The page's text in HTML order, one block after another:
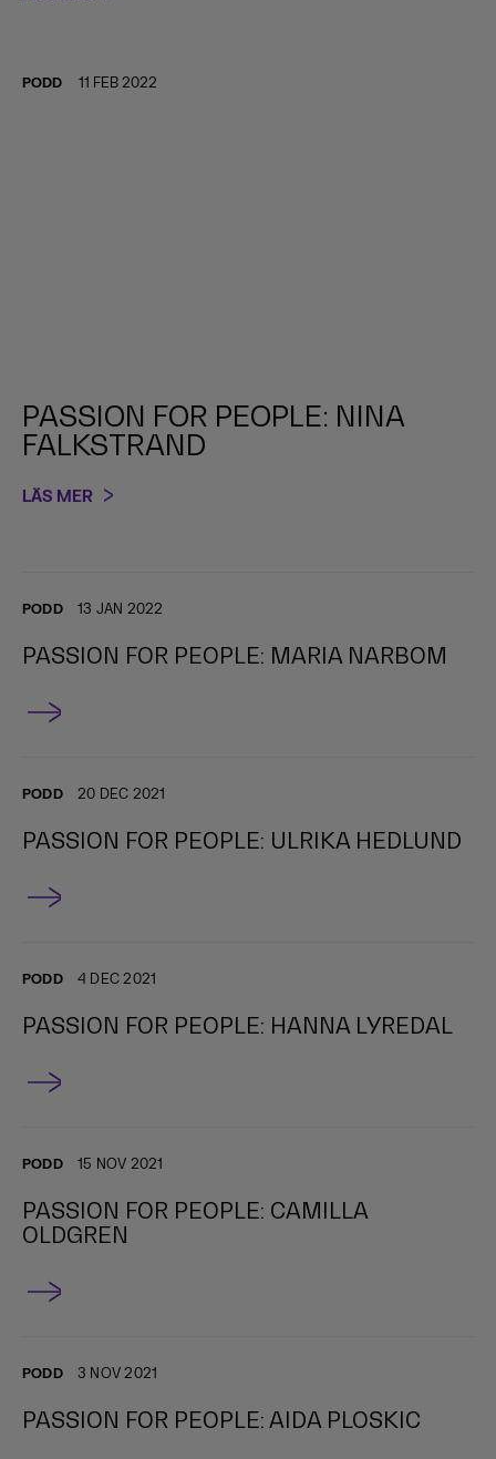
PODD 11 FEB 2022
PASSION FOR PEOPLE: NINA
FALKSTRAND
LÄS MER
PODD 13 JAN 2022
PASSION FOR PEOPLE: MARIA NARBOM
PODD 20 DEC 2021
PASSION FOR PEOPLE: ULRIKA HEDLUND
PODD 4 DEC 2021
PASSION FOR PEOPLE: HANNA LYREDAL
PODD 15 NOV 2021
PASSION FOR PEOPLE: CAMILLA
OLDGREN
PODD 3 NOV 2021
PASSION FOR PEOPLE: AIDA PLOSKIC